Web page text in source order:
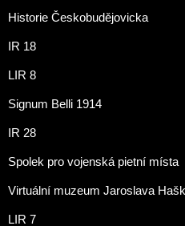
Historie Českobudějovicka
IR 18
LIR 8
Signum Belli 1914
IR 28
Spolek pro vojenská pietní místa
Virtuální muzeum Jaroslava
LIR 7